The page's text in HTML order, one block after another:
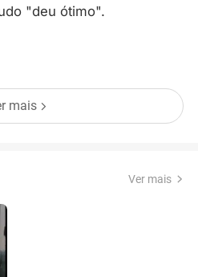
"deu ótimo".
mais
Ver mais